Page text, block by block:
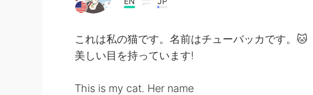
これは私の猫です。名前はチューバッカです。🐱
美しい目を持っています!
This is my cat. Her name